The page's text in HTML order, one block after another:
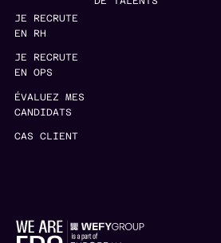
JE RECRUTE
EN RH
JE RECRUTE
EN OPS
ÉVALUEZ MES
CANDIDATS
CAS CLIENT